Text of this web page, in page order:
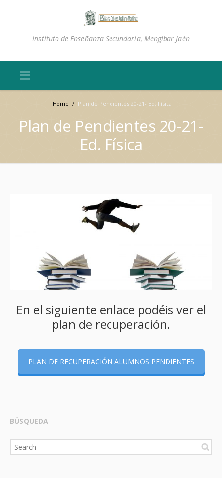
Instituto de Enseñanza Secundaria, Mengíbar Jaén
Home / Plan de Pendientes 20-21- Ed. Física
Plan de Pendientes 20-21-
Ed. Física
En el siguiente enlace podéis ver el
plan de recuperación.
PLAN DE RECUPERACIÓN ALUMNOS PENDIENTES
BÚSQUEDA